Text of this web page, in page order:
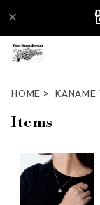
HOME
Items